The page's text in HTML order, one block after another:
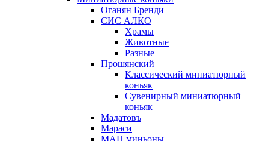
Оганян Бренди
СИС АЛКО
Храмы
Животные
Разные
Прошянский
Классический миниатюрный
коньяк
Сувенирный миниатюрный
коньяк
Мадатовъ
Мараси
МАП миньоны